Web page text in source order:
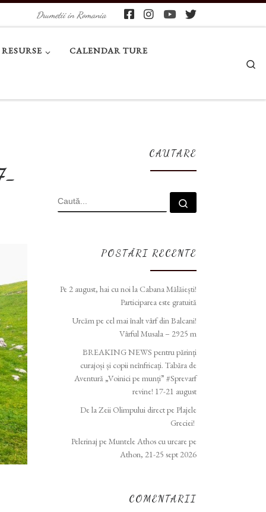
Drumetii in Romania
RESURSE CALENDAR TURE
CAUTARE
CĂUTARE
POSTĂRI RECENTE
Pe 2 august, hai cu noi la Cabana Mălăiești!
Participarea este gratuită
Urcăm pe cel mai înalt vârf din Balcani!
Vârful Musala – 2925 m
BREAKING NEWS pentru părinți
curajoși și copii neînfricați. Tabăra de
Aventură „Voinici pe munți” #Sprevarf
revine! 17-21 august
De la Zeii Olimpului direct pe Plajele
Greciei!
Pelerinaj pe Muntele Athos cu urcare pe
Athon, 21-25 sept 2026
COMENTARII